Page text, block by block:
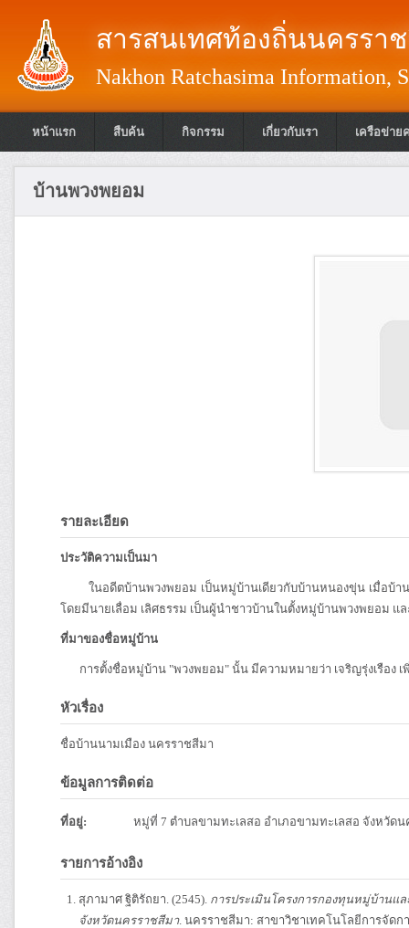
สารสนเทศท้องถิ่นนครรา
Nakhon Ratchasima Information,
หน้าแรก สืบค้น กิจกรรม เกี่ยวกับเรา เครือข่าย
บ้านพวงพยอม
รายละเอียด
ประวัติความเป็นมา
ในอดีตบ้านพวงพยอม เป็นหมู่บ้านเดียวกับบ้านหนองขุ่น เมื่อบ้าน
โดยมีนายเลื่อม เลิศธรรม เป็นผู้นำชาวบ้านในตั้งหมู่บ้านพวงพยอม
ที่มาของชื่อหมู่บ้าน
การตั้งชื่อหมู่บ้าน "พวงพยอม" นั้น มีความหมายว่า เจริญรุ่งเรือง เ
หัวเรื่อง
ชื่อบ้านนามเมือง นครราชสีมา
ข้อมูลการติดต่อ
ที่อยู่: หมู่ที่ 7 ตำบลขามทะเลสอ อำเภอขามทะเลสอ จังหวัดน
รายการอ้างอิง
สุภามาศ ฐิติรัถยา. (2545). การประเมินโครงการกองทุนหมู่บ้านแ
จังหวัดนครราชสีมา. นครราชสีมา: สาขาวิชาเทคโนโลยีการจัด